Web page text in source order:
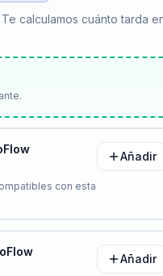
calculamos cuánto tarda
con esta
Añadir
Añadir